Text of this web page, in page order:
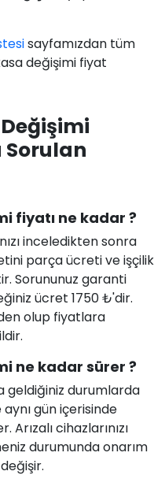
sayfamızdan tüm
değişimi fiyat
Sorulan
fiyatı ne kadar ?
inceledikten sonra
parça ücreti ve işçilik
Sorununuz garanti
ücret 1750 ₺'dir.
olup fiyatlara
ne kadar sürer ?
geldiğiniz durumlarda
gün içerisinde
Arızalı cihazlarınızı
durumunda onarım